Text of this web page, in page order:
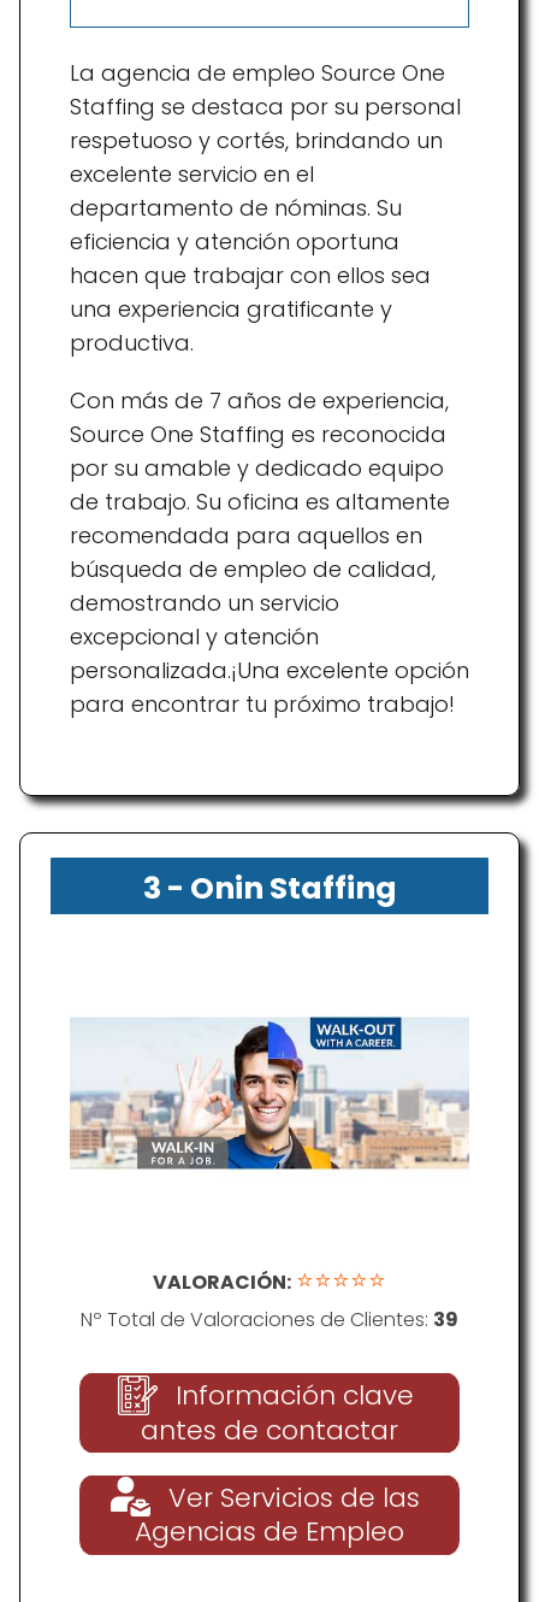
La agencia de empleo Source One
Staffing se destaca por su personal
respetuoso y cortés, brindando un
excelente servicio en el
departamento de nóminas. Su
eficiencia y atención oportuna
hacen que trabajar con ellos sea
una experiencia gratificante y
productiva.
Con más de 7 años de experiencia,
Source One Staffing es reconocida
por su amable y dedicado equipo
de trabajo. Su oficina es altamente
recomendada para aquellos en
búsqueda de empleo de calidad,
demostrando un servicio
excepcional y atención
personalizada.¡Una excelente opción
para encontrar tu próximo trabajo!
3 - Onin Staffing
VALORACIÓN: ⭐⭐⭐⭐⭐
Nº Total de Valoraciones de Clientes: 39
Información clave
antes de contactar
Ver Servicios de las
Agencias de Empleo